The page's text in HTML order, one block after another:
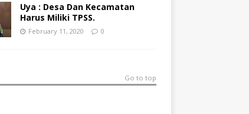
Uya : Desa Dan Kecamatan
Harus Miliki TPSS.
February 11, 2020 0
Go to top